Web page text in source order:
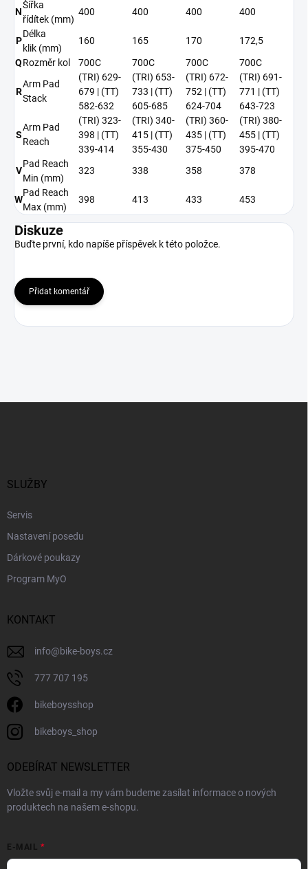
N
Šířka
řídítek (mm)
400 400 400 400
P
Délka
klik (mm)
160 165 170
172,5
QRozměr kol 700C 700C 700C 700C
R
Arm Pad
Stack
(TRI) 629-
679 | (TT)
582-632
(TRI) 653-
733 | (TT)
605-685
(TRI) 672-
752 | (TT)
624-704
(TRI) 691-
771 | (TT)
643-723
S
Arm Pad
Reach
(TRI) 323-
398 | (TT)
339-414
(TRI) 340-
415 | (TT)
355-430
(TRI) 360-
435 | (TT)
375-450
(TRI) 380-
455 | (TT)
395-470
V
Pad Reach
Min (mm)
323 338 358 378
W
Pad Reach
Max (mm)
398 413 433 453
Diskuze
Buďte první, kdo napíše příspěvek k této položce.
Přidat komentář
SLUŽBY
Servis
Nastavení posedu
Dárkové poukazy
Program MyO
KONTAKT
info@bike-boys.cz
777 707 195
bikeboysshop
bikeboys_shop
ODEBÍRAT NEWSLETTER
Vložte svůj e-mail a my vám budeme zasílat informace o nových
produktech na našem e-shopu.
E-MAIL